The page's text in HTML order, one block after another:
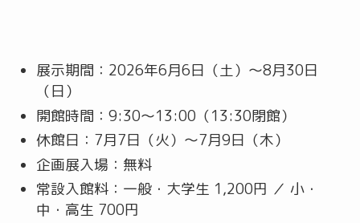
展示期間：2026年6月6日（土）〜8月30日
（日）
開館時間：9:30〜13:00（13:30閉館）
休館日：7月7日（火）〜7月9日（木）
企画展入場：無料
常設入館料：一般・大学生 1,200円 ／ 小・
中・高生 700円